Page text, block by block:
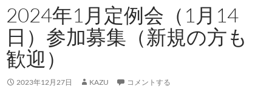
2024年1月定例会（1月14
日）参加募集（新規の方も
歓迎）
2023年12月27日 KAZU コメントする